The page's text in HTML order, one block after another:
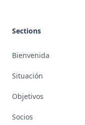
Sections
Bienvenida
Situación
Objetivos
Socios